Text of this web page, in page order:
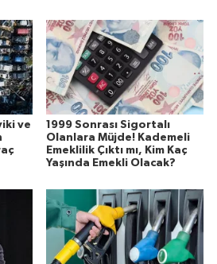
ve
1999 Sonrası Sigortalı
Olanlara Müjde! Kademeli
Emeklilik Çıktı mı, Kim Kaç
Yaşında Emekli Olacak?